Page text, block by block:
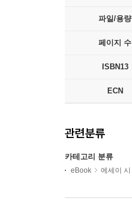
파일/용량
페이지 수
ISBN13
ECN
관련분류
카테고리 분류
eBook 에세이 시